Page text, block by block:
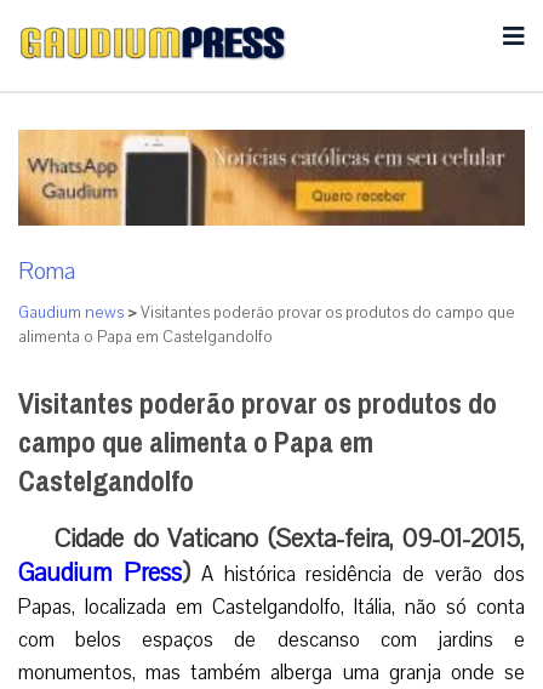
Roma
Gaudium news >Visitantes poderão provar os produtos do campo que
alimenta o Papa em Castelgandolfo
Visitantes poderão provar os produtos do
campo que alimenta o Papa em
Castelgandolfo
Cidade do Vaticano (Sexta-feira, 09-01-2015,
Gaudium Press)A histórica residência de verão dos
Papas, localizada em Castelgandolfo, Itália, não só conta
com belos espaços de descanso com jardins e
monumentos, mas também alberga uma granja onde se